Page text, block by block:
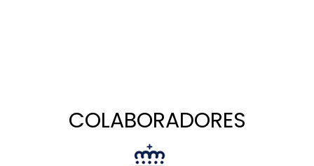
COLABORADORES